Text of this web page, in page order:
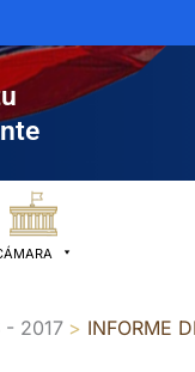
- 2017 INFORME